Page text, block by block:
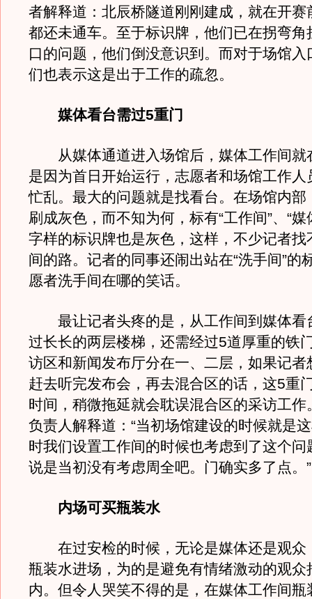
者解释道：北辰桥隧道刚刚建成，就在开赛
都还未通车。至于标识牌，他们已在拐弯角
口的问题，他们倒没意识到。而对于场馆入
们也表示这是出于工作的疏忽。
媒体看台需过5重门
从媒体通道进入场馆后，媒体工作间就
是因为首日开始运行，志愿者和场馆工作人
忙乱。最大的问题就是找看台。在场馆内部
刷成灰色，而不知为何，标有“工作间”、“媒
字样的标识牌也是灰色，这样，不少记者找
间的路。记者的同事还闹出站在“洗手间”的
愿者洗手间在哪的笑话。
最让记者头疼的是，从工作间到媒体看
过长长的两层楼梯，还需经过5道厚重的铁
访区和新闻发布厅分在一、二层，如果记者
赶去听完发布会，再去混合区的话，这5重
时间，稍微拖延就会耽误混合区的采访工作
负责人解释道：“当初场馆建设的时候就是
时我们设置工作间的时候也考虑到了这个问
说是当初没有考虑周全吧。门确实多了点。”
内场可买瓶装水
在过安检的时候，无论是媒体还是观众
瓶装水进场，为的是避免有情绪激动的观众
内。但令人哭笑不得的是，在媒体工作间瓶